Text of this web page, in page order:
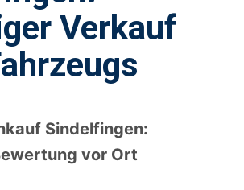
Verkauf
Sindelfingen:
vor Ort